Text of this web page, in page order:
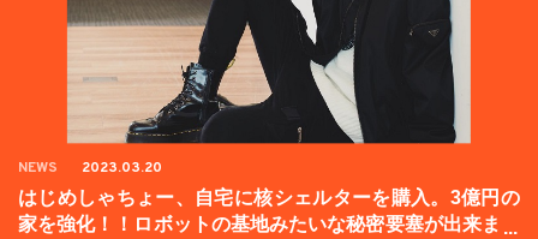
NEWS 2023.03.20
はじめしゃちょー、自宅に核シェルターを購入。3億円の
家を強化！！ロボットの基地みたいな秘密要塞が出来まし